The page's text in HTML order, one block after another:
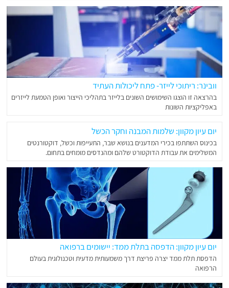
וובינר: ריתוכי לייזר- פתח ליכולות העתיד
בהרצאה זו הוצגו השימושים השונים בלייזר בתהליכי הייצור ואופן הטמעת לייזרים
באפליקציות השונות
יום עיון מקוון: שלמות המבנה וחקר הכשל
בכינוס השתתפו בכירי המדענים בנושא שבר, התעייפות וכשל, דוקטורנטים
המשלימים את עבודת הדוקטורט שלהם ומהנדסים מומחים בתחום.
יום עיון מקוון: הדפסה בתלת ממד: יישומים ברפואה
הדפסת תלת ממד יצרה פריצת דרך משמעותית מדעית וטכנולוגית בעולם
הרפואה